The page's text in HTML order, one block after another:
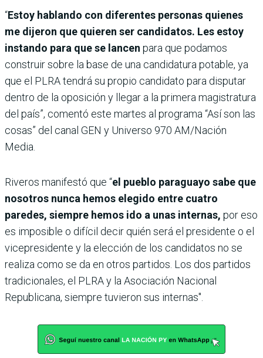
“Estoy hablando con diferentes personas quienes
me dijeron que quieren ser candidatos. Les estoy
instando para que se lancen para que podamos
construir sobre la base de una candidatura potable, ya
que el PLRA tendrá su propio candidato para disputar
dentro de la oposición y llegar a la primera magistratura
del país”, comentó este martes al programa “Así son las
cosas” del canal GEN y Universo 970 AM/Nación
Media.
Riveros manifestó que “el pueblo paraguayo sabe que
nosotros nunca hemos elegido entre cuatro
paredes, siempre hemos ido a unas internas, por eso
es imposible o difícil decir quién será el presidente o el
vicepresidente y la elección de los candidatos no se
realiza como se da en otros partidos. Los dos partidos
tradicionales, el PLRA y la Asociación Nacional
Republicana, siempre tuvieron sus internas".